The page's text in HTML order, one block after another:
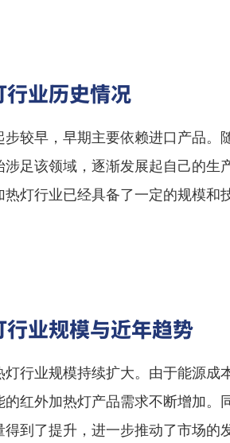
业历史情况
较早，早期主要依赖进口产品。
涉足该领域，逐渐发展起自己的生
灯行业已经具备了一定的规模和
业规模与近年趋势
行业规模持续扩大。由于能源成
的红外加热灯产品需求不断增加。
到了提升，进一步推动了市场的